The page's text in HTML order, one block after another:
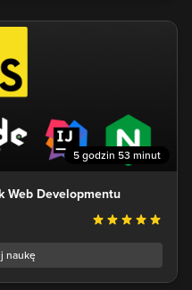
5 godzin 53 minut
Web Developmentu
naukę